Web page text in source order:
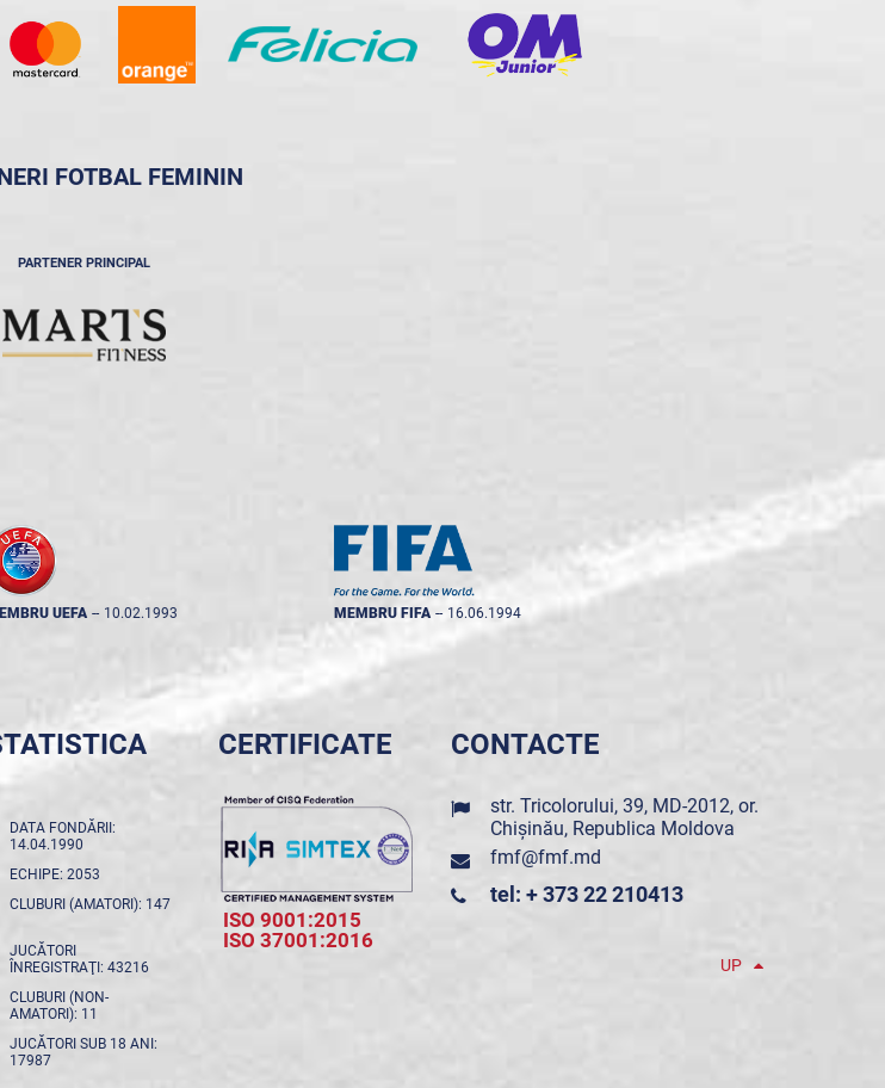
FOTBAL FEMININ
PARTENER PRINCIPAL
UEFA -- 10.02.1993 MEMBRU FIFA -- 16.06.1994
DATA FONDĂRII:
14.04.1990
ECHIPE: 2053
CLUBURI (AMATORI): 147
JUCĂTORI
ÎNREGISTRAŢI: 43216
CLUBURI (NON-
AMATORI): 11
JUCĂTORI SUB 18 ANI:
17987
CERTIFICATE
ISO 9001:2015
ISO 37001:2016
CONTACTE
str. Tricolorului, 39, MD-2012, or.
Chișinău, Republica Moldova
fmf@fmf.md
tel: + 373 22 210413
UP